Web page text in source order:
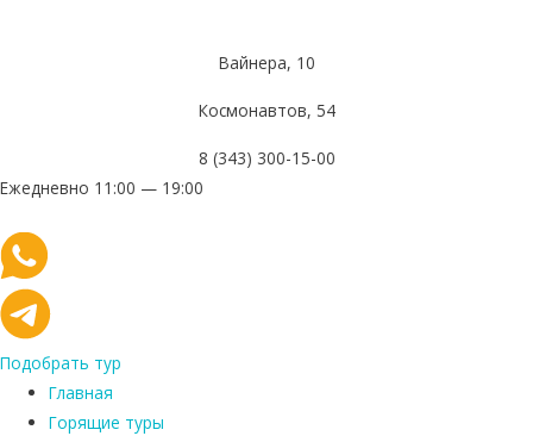
Вайнера, 10
Космонавтов, 54
8 (343) 300-15-00
Ежедневно 11:00 — 19:00
Подобрать тур
Главная
Горящие туры